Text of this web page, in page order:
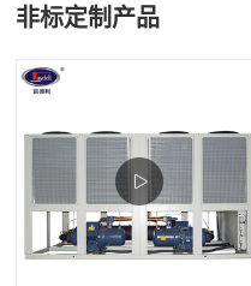
非标定制产品